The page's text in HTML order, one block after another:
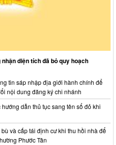
diện tích đã bỏ quy hoạch
tin sáp nhập địa giới hành chính để
nội dung đăng ký chi nhánh
dẫn thủ tục sang tên sổ đỏ khi
và cấp tái định cư khi thu hồi nhà để
Phước Tân